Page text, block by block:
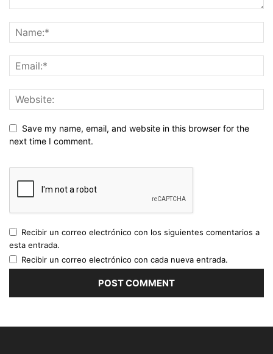
Save my name, email, and website in this browser for the
next time I comment.
Recibir un correo electrónico con los siguientes comentarios a
esta entrada.
Recibir un correo electrónico con cada nueva entrada.